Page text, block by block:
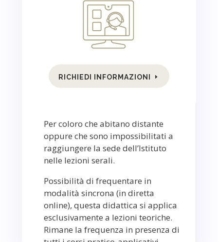
RICHIEDI INFORMAZIONI
Per coloro che abitano distante
oppure che sono impossibilitati a
raggiungere la sede dell’Istituto
nelle lezioni serali.
Possibilità di frequentare in
modalità sincrona (in diretta
online), questa didattica si applica
esclusivamente a lezioni teoriche.
Rimane la frequenza in presenza di